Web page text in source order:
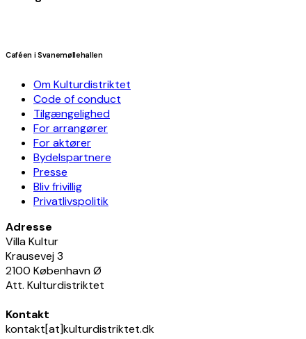
Caféen i Svanemøllehallen
Om Kulturdistriktet
Code of conduct
Tilgængelighed
For arrangører
For aktører
Bydelspartnere
Presse
Bliv frivillig
Privatlivspolitik
Adresse
Villa Kultur
Krausevej 3
2100 København Ø
Att. Kulturdistriktet
Kontakt
kontakt[at]kulturdistriktet.dk